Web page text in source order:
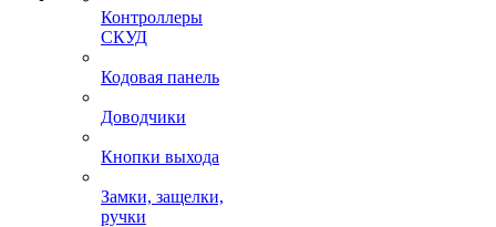
Контроллеры
СКУД
Кодовая панель
Доводчики
Кнопки выхода
Замки, защелки,
ручки